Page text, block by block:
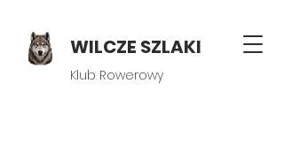
WILCZE SZLAKI
Klub Rowerowy